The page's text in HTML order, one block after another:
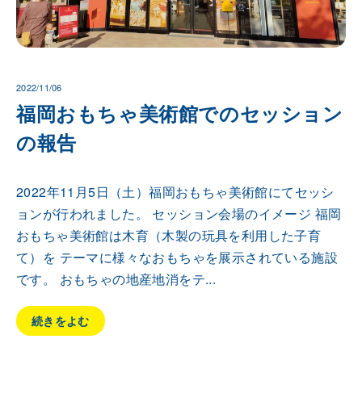
2022/11/06
福岡おもちゃ美術館でのセッション
の報告
2022年11月5日（土）福岡おもちゃ美術館にてセッシ
ョンが行われました。 セッション会場のイメージ 福岡
おもちゃ美術館は木育（木製の玩具を利用した子育
て）を テーマに様々なおもちゃを展示されている施設
です。 おもちゃの地産地消をテ...
続きをよむ